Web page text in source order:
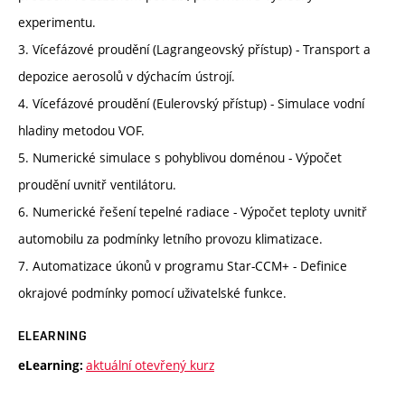
experimentu.
3. Vícefázové proudění (Lagrangeovský přístup) - Transport a
depozice aerosolů v dýchacím ústrojí.
4. Vícefázové proudění (Eulerovský přístup) - Simulace vodní
hladiny metodou VOF.
5. Numerické simulace s pohyblivou doménou - Výpočet
proudění uvnitř ventilátoru.
6. Numerické řešení tepelné radiace - Výpočet teploty uvnitř
automobilu za podmínky letního provozu klimatizace.
7. Automatizace úkonů v programu Star-CCM+ - Definice
okrajové podmínky pomocí uživatelské funkce.
ELEARNING
eLearning: aktuální otevřený kurz